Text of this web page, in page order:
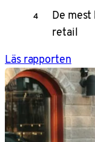
De
retail
Läs rapporten